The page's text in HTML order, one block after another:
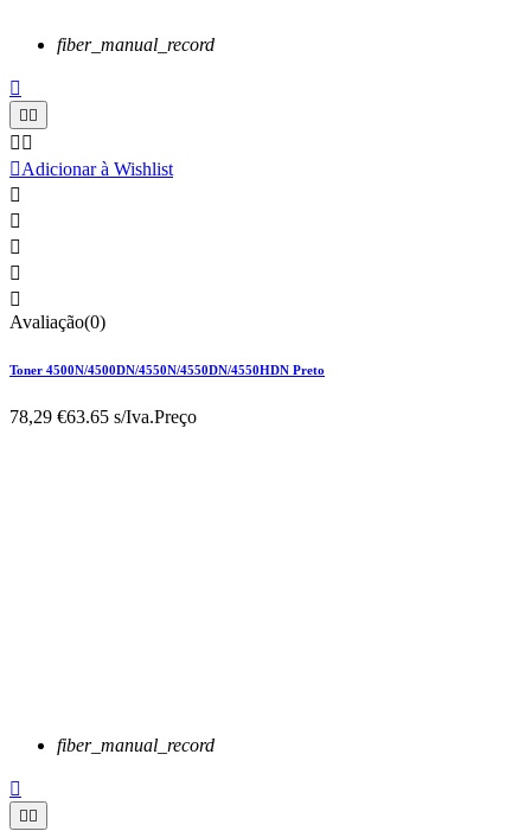
fiber_manual_record

 
 
Adicionar à Wishlist





Avaliação(0)
Toner 4500N/4500DN/4550N/4550DN/4550HDN Preto
78,29 €63.65 s/Iva.Preço
fiber_manual_record

